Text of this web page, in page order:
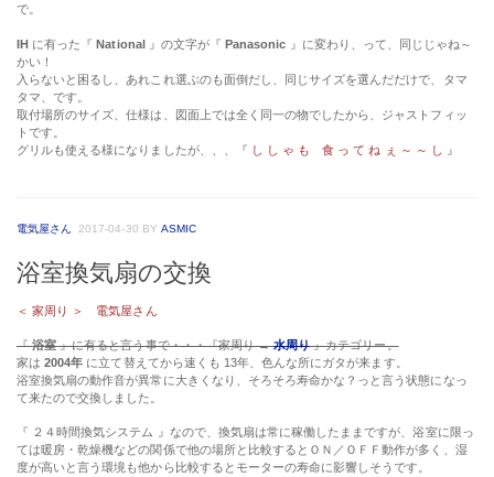
で。
IH に有った『National』の文字が『Panasonic 』に変わり、って、同じじゃね～
かい！
入らないと困るし、あれこれ選ぶのも面倒だし、同じサイズを選んだだけで、タマ
タマ、です。
取付場所のサイズ、仕様は、図面上では全く同一の物でしたから、ジャストフィッ
トです。
グリルも使える様になりましたが、、、『 し し ゃ も 食 っ て ね ぇ ～ ～ し 』
電気屋さん 2017-04-30 BY ASMIC
浴室換気扇の交換
＜ 家周り ＞ 電気屋さん
『浴室』に有ると言う事で・・・『家周り →水周り』カテゴリー。
家は2004年 に立て替えてから速くも 13年、色んな所にガタが来ます。
浴室換気扇の動作音が異常に大きくなり、そろそろ寿命かな？っと言う状態になっ
て来たので交換しました。
『 ２４時間換気システム 』なので、換気扇は常に稼働したままですが、浴室に限っ
ては暖房・乾燥機などの関係で他の場所と比較するとＯＮ／ＯＦＦ動作が多く、湿
度が高いと言う環境も他から比較するとモーターの寿命に影響しそうです。